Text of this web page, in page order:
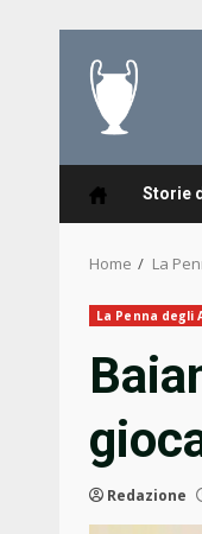
content
Storie
Home La
La Penna degli
Redazione